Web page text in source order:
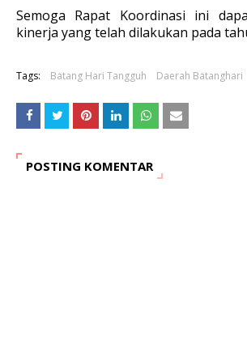
Semoga Rapat Koordinasi ini
kinerja yang telah dilakukan pada
Tags: Batang Hari Tangguh Daerah Batanghari
POSTING KOMENTAR